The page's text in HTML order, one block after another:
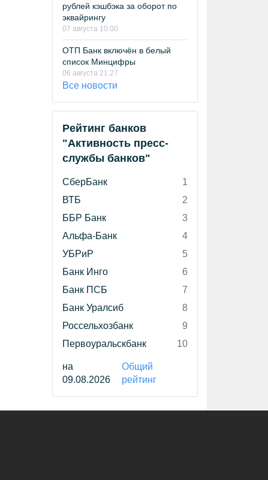
рублей кэшбэка за оборот по
эквайрингу
07 августа 10:00
ОТП Банк включён в белый
список Минцифры
06 августа 21:27
Все новости
Рейтинг банков
"Активность пресс-
службы банков"
СберБанк
1
ВТБ
2
ББР Банк
3
Альфа-Банк
4
УБРиР
5
Банк Инго
6
Банк ПСБ
7
Банк Уралсиб
8
Россельхозбанк
9
Первоуральскбанк
10
на
09.08.2026
Общий
рейтинг